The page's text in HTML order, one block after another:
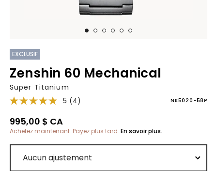
EXCLUSIF
Zenshin 60 Mechanical
Super Titanium
5 (4) NK5020-58P
995,00 $ CA
Achetez maintenant. Payez plus tard. En savoir plus.